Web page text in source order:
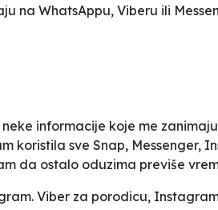
na WhatsAppu, Viberu ili
informacije koje me
koristila sve Snap, Messenger,
da ostalo oduzima previše
Viber za porodicu,